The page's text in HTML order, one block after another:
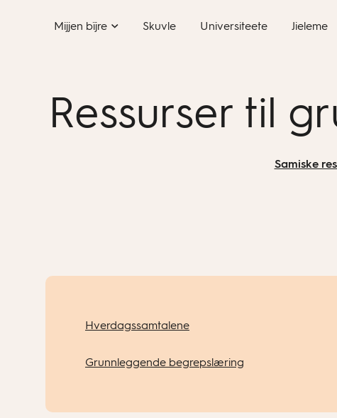
Mijjen bïjre Skuvle Universiteete Jieleme
Ressurser til
Samiske
Hverdagssamtalene
Grunnleggende begrepslæring